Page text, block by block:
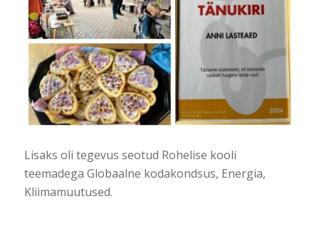
Lisaks oli tegevus seotud Rohelise kooli
teemadega Globaalne kodakondsus, Energia,
Kliimamuutused.